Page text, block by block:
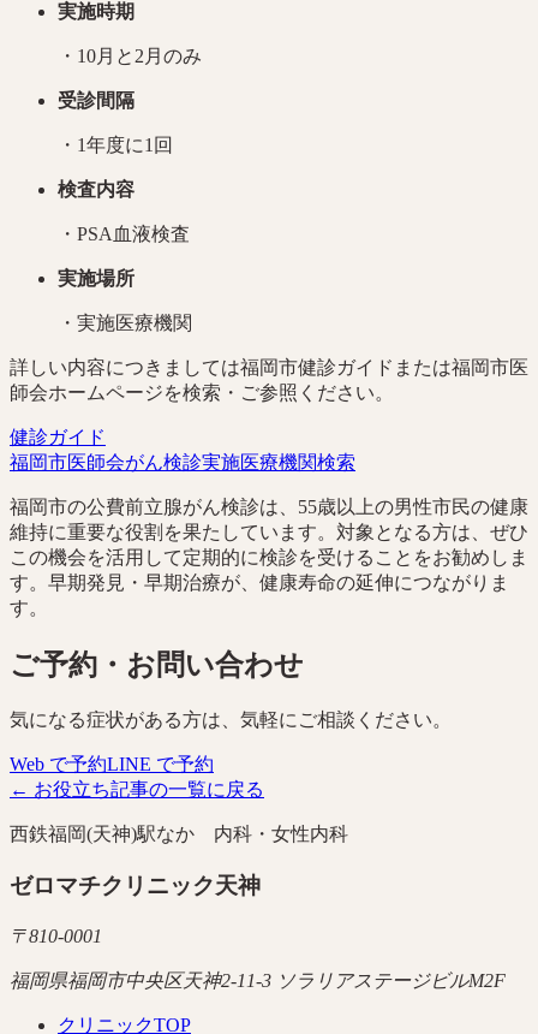
実施時期
・10月と2月のみ
受診間隔
・1年度に1回
検査内容
・PSA血液検査
実施場所
・実施医療機関
詳しい内容につきましては福岡市健診ガイドまたは福岡市医
師会ホームページを検索・ご参照ください。
健診ガイド
福岡市医師会がん検診実施医療機関検索
福岡市の公費前立腺がん検診は、55歳以上の男性市民の健康
維持に重要な役割を果たしています。対象となる方は、ぜひ
この機会を活用して定期的に検診を受けることをお勧めしま
す。早期発見・早期治療が、健康寿命の延伸につながりま
す。
ご予約・お問い合わせ
気になる症状がある方は、気軽にご相談ください。
Web で予約LINE で予約
← お役立ち記事の一覧に戻る
西鉄福岡(天神)駅なか 内科・女性内科
ゼロマチクリニック天神
〒810-0001
福岡県福岡市中央区天神2-11-3 ソラリアステージビルM2F
クリニックTOP